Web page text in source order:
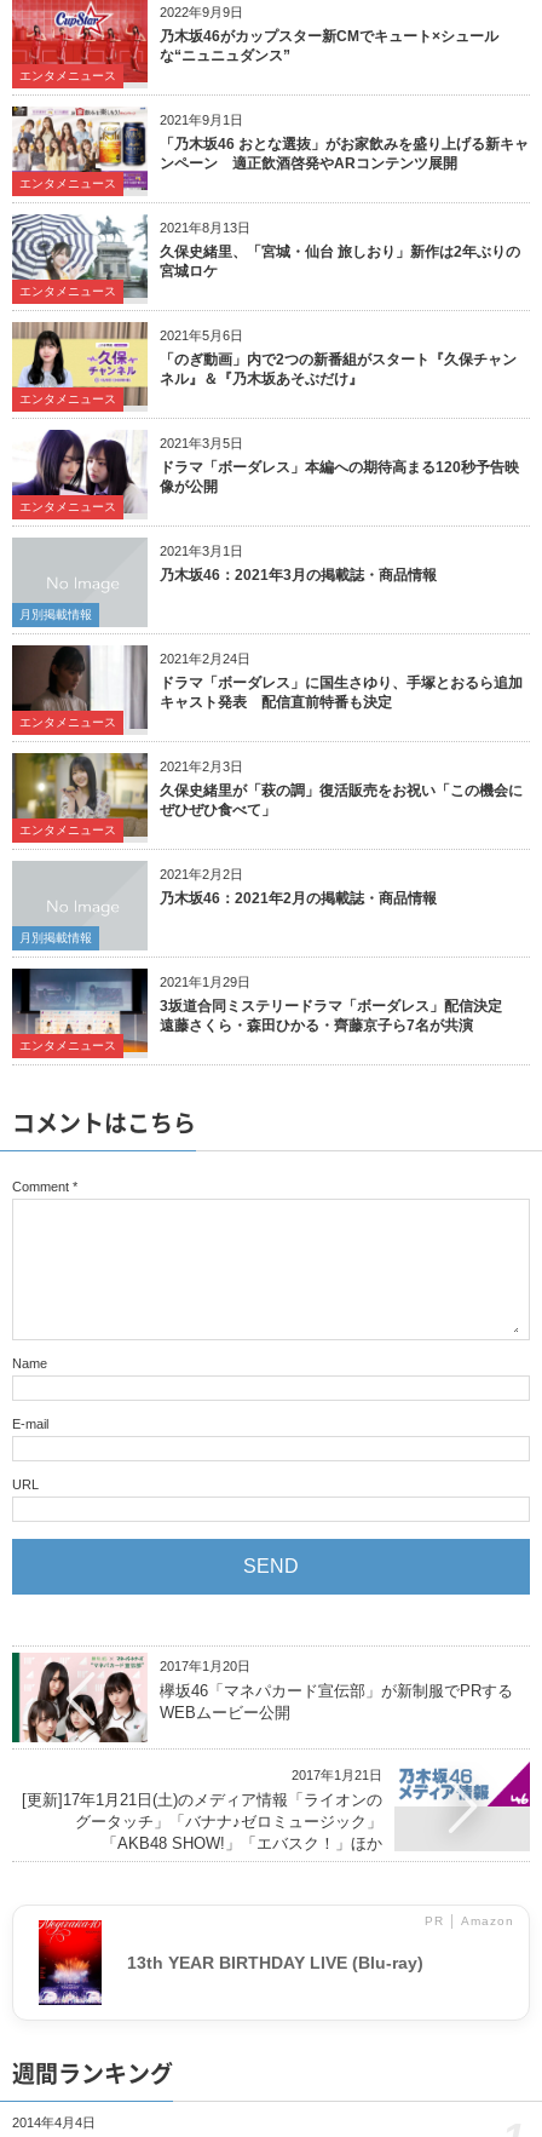
2022年9月9日
エンタメニュース
乃木坂46がカップスター新CMでキュート×シュール
な“ニュニュダンス”
2021年9月1日
エンタメニュース
「乃木坂46 おとな選抜」がお家飲みを盛り上げる新キャ
ンペーン 適正飲酒啓発やARコンテンツ展開
2021年8月13日
エンタメニュース
久保史緒里、「宮城・仙台 旅しおり」新作は2年ぶりの
宮城ロケ
2021年5月6日
エンタメニュース
「のぎ動画」内で2つの新番組がスタート『久保チャン
ネル』＆『乃木坂あそぶだけ』
2021年3月5日
エンタメニュース
ドラマ「ボーダレス」本編への期待高まる120秒予告映
像が公開
2021年3月1日
月別掲載情報
乃木坂46：2021年3月の掲載誌・商品情報
2021年2月24日
エンタメニュース
ドラマ「ボーダレス」に国生さゆり、手塚とおるら追加
キャスト発表 配信直前特番も決定
2021年2月3日
エンタメニュース
久保史緒里が「萩の調」復活販売をお祝い「この機会に
ぜひぜひ食べて」
2021年2月2日
月別掲載情報
乃木坂46：2021年2月の掲載誌・商品情報
2021年1月29日
エンタメニュース
3坂道合同ミステリードラマ「ボーダレス」配信決定
遠藤さくら・森田ひかる・齊藤京子ら7名が共演
コメントはこちら
Comment *
Name
E-mail
URL
2017年1月20日
欅坂46「マネパカード宣伝部」が新制服でPRする
WEBムービー公開
2017年1月21日
[更新]17年1月21日(土)のメディア情報「ライオンの
グータッチ」「バナナ♪ゼロミュージック」
「AKB48 SHOW!」「エバスク！」ほか
PR │ Amazon
13th YEAR BIRTHDAY LIVE (Blu-ray)
週間ランキング
2014年4月4日